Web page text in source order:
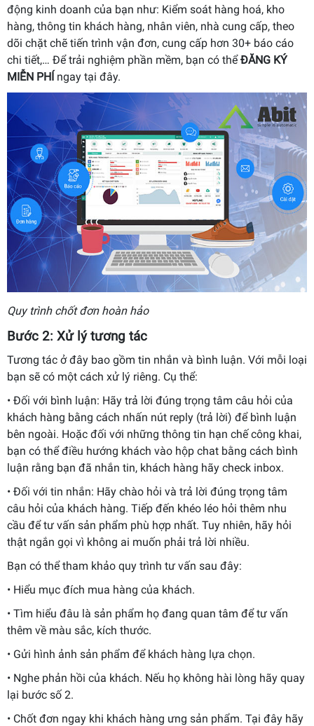
động kinh doanh của bạn như: Kiểm soát hàng hoá, kho
hàng, thông tin khách hàng, nhân viên, nhà cung cấp, theo
dõi chặt chẽ tiến trình vận đơn, cung cấp hơn 30+ báo cáo
chi tiết,… Để trải nghiệm phần mềm, bạn có thểĐĂNG KÝ
MIỄN PHÍ ngay tại đây.
Quy trình chốt đơn hoàn hảo
Bước 2: Xử lý tương tác
Tương tác ở đây bao gồm tin nhắn và bình luận. Với mỗi loại
bạn sẽ có một cách xử lý riêng. Cụ thể:
• Đối với bình luận: Hãy trả lời đúng trọng tâm câu hỏi của
khách hàng bằng cách nhấn nút reply (trả lời) để bình luận
bên ngoài. Hoặc đối với những thông tin hạn chế công khai,
bạn có thể điều hướng khách vào hộp chat bằng cách bình
luận rằng bạn đã nhắn tin, khách hàng hãy check inbox.
• Đối với tin nhắn: Hãy chào hỏi và trả lời đúng trọng tâm
câu hỏi của khách hàng. Tiếp đến khéo léo hỏi thêm nhu
cầu để tư vấn sản phẩm phù hợp nhất. Tuy nhiên, hãy hỏi
thật ngắn gọi vì không ai muốn phải trả lời nhiều.
Bạn có thể tham khảo quy trình tư vấn sau đây:
• Hiểu mục đích mua hàng của khách.
• Tìm hiểu đâu là sản phẩm họ đang quan tâm để tư vấn
thêm về màu sắc, kích thước.
• Gửi hình ảnh sản phẩm để khách hàng lựa chọn.
• Nghe phản hồi của khách. Nếu họ không hài lòng hãy quay
lại bước số 2.
• Chốt đơn ngay khi khách hàng ưng sản phẩm. Tại đây hãy